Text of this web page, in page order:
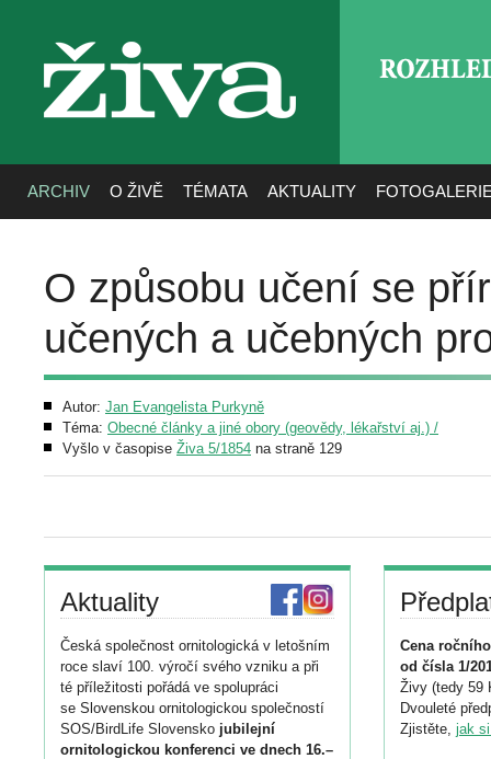
živa
ARCHIV O ŽIVĚ TÉMATA AKTUALITY
O způsobu učení se
učených a učebných
Autor: Jan Evangelista Purkyně
Téma: Obecné články a jiné obory (geovědy, lékařství aj.) /
Vyšlo v časopise Živa 5/1854 na straně 129
Aktuality
Česká společnost ornitologická v letošním
roce slaví 100. výročí svého vzniku a při
té příležitosti pořádá ve spolupráci
se Slovenskou ornitologickou společností
SOS/BirdLife Slovensko jubilejní
ornitologickou konferenci ve dnech 16.–
Cena
od čísla 1/
Živy (tedy 59
Dvouleté
Zjistěte, jak